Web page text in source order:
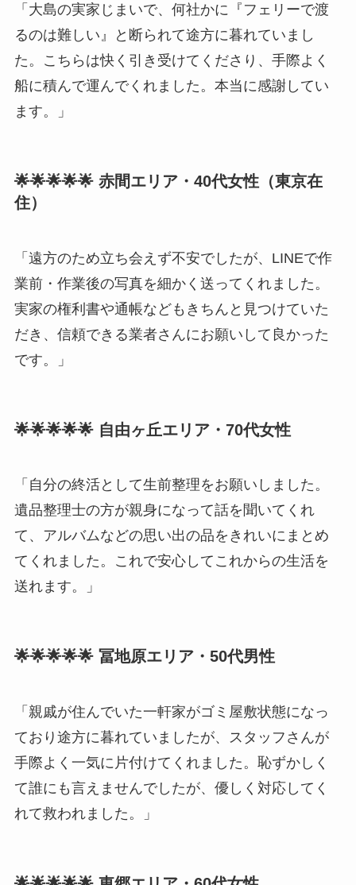
「大島の実家じまいで、何社かに『フェリーで渡
るのは難しい』と断られて途方に暮れていまし
た。こちらは快く引き受けてくださり、手際よく
船に積んで運んでくれました。本当に感謝してい
ます。」
🌟🌟🌟🌟🌟 赤間エリア・40代女性（東京在
住）
「遠方のため立ち会えず不安でしたが、LINEで作
業前・作業後の写真を細かく送ってくれました。
実家の権利書や通帳などもきちんと見つけていた
だき、信頼できる業者さんにお願いして良かった
です。」
🌟🌟🌟🌟🌟 自由ヶ丘エリア・70代女性
「自分の終活として生前整理をお願いしました。
遺品整理士の方が親身になって話を聞いてくれ
て、アルバムなどの思い出の品をきれいにまとめ
てくれました。これで安心してこれからの生活を
送れます。」
🌟🌟🌟🌟🌟 冨地原エリア・50代男性
「親戚が住んでいた一軒家がゴミ屋敷状態になっ
ており途方に暮れていましたが、スタッフさんが
手際よく一気に片付けてくれました。恥ずかしく
て誰にも言えませんでしたが、優しく対応してく
れて救われました。」